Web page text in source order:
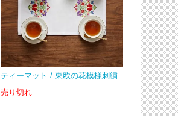
ティーマット / 東欧の花模様刺繍
売り切れ